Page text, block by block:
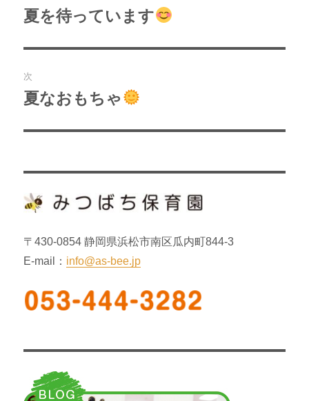
稿
ビ
ゲ
ー
ン
過
の
投
稿:
夏を待っています
次
次
投
夏なおもちゃ
〒430-0854 静岡県浜松市南区瓜内町844-3
E-mail： info@as-bee.jp